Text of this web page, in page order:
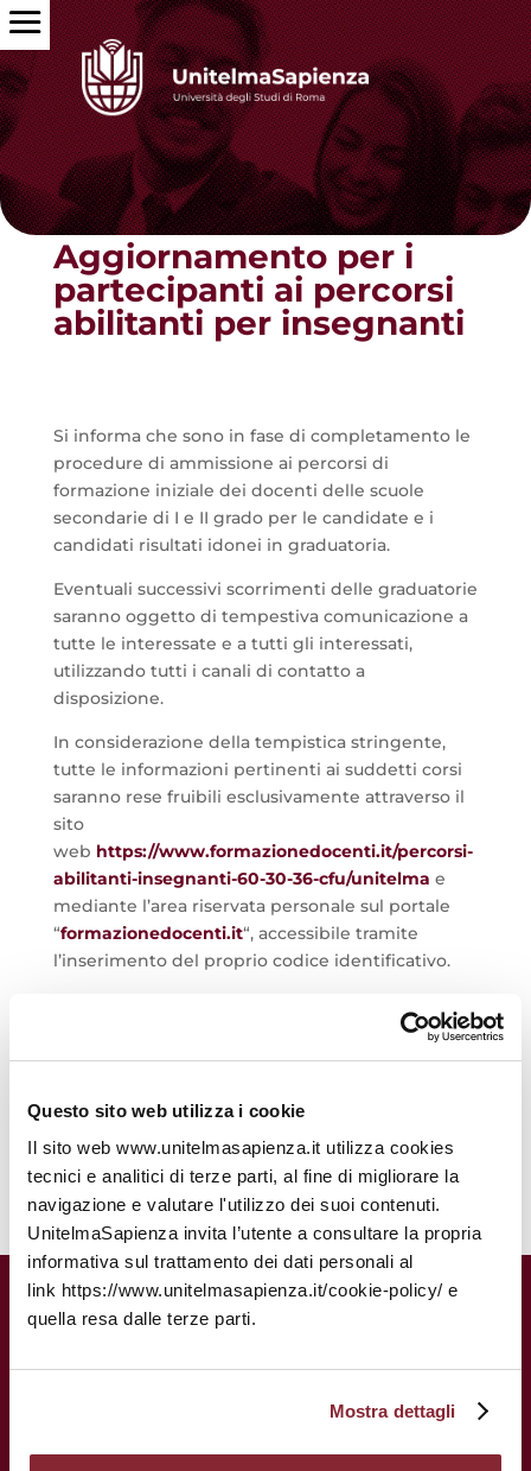
Questo sito web utilizza i cookie
Il sito web www.unitelmasapienza.it utilizza cookies
tecnici e analitici di terze parti, al fine di migliorare la
navigazione e valutare l'utilizzo dei suoi contenuti.
UnitelmaSapienza invita l’utente a consultare la propria
informativa sul trattamento dei dati personali al
link https://www.unitelmasapienza.it/cookie-policy/ e
quella resa dalle terze parti.
Mostra dettagli
Torna alle news
Aggiornamento per i
partecipanti ai percorsi
abilitanti per insegnanti
Si informa che sono in fase di completamento le
procedure di ammissione ai percorsi di
formazione iniziale dei docenti delle scuole
secondarie di I e II grado per le candidate e i
candidati risultati idonei in graduatoria.
Eventuali successivi scorrimenti delle graduatorie
saranno oggetto di tempestiva comunicazione a
tutte le interessate e a tutti gli interessati,
utilizzando tutti i canali di contatto a
disposizione.
In considerazione della tempistica stringente,
tutte le informazioni pertinenti ai suddetti corsi
saranno rese fruibili esclusivamente attraverso il
sito
web https://www.formazionedocenti.it/percorsi-
abilitanti-insegnanti-60-30-36-cfu/unitelma e
mediante l’area riservata personale sul portale
“formazionedocenti.it“, accessibile tramite
l’inserimento del proprio codice identificativo.
conseguenza, non sarà possibile fornire risposte
UnitelmaSapienza.Una storia
centenaria al servizio del tuo futuro.